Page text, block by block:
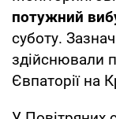
потужний
суботу.
здійснювали
Євпаторії на